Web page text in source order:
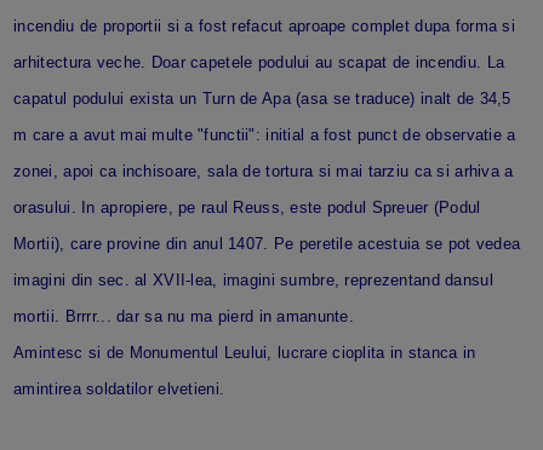
incendiu de proportii si a fost refacut aproape complet dupa forma si
arhitectura veche. Doar capetele podului au scapat de incendiu. La
capatul podului exista un Turn de Apa (asa se traduce) inalt de 34,5
m care a avut mai multe "functii": initial a fost punct de observatie a
zonei, apoi ca inchisoare, sala de tortura si mai tarziu ca si arhiva a
orasului. In apropiere, pe raul Reuss, este podul Spreuer (Podul
Mortii), care provine din anul 1407. Pe peretile acestuia se pot vedea
imagini din sec. al XVII-lea, imagini sumbre, reprezentand dansul
mortii. Brrrr... dar sa nu ma pierd in amanunte.
Amintesc si de Monumentul Leului, lucrare cioplita in stanca in
amintirea soldatilor elvetieni.